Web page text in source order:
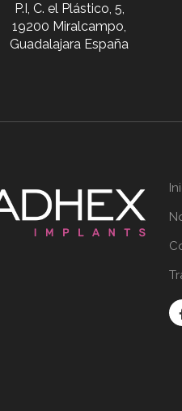
P.I, C. el Plástico, 5,
19200 Miralcampo,
Guadalajara España